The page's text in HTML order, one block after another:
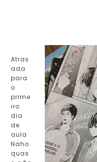
Atras
ada
para
o
prime
iro
dia
de
aula
Naho
quas